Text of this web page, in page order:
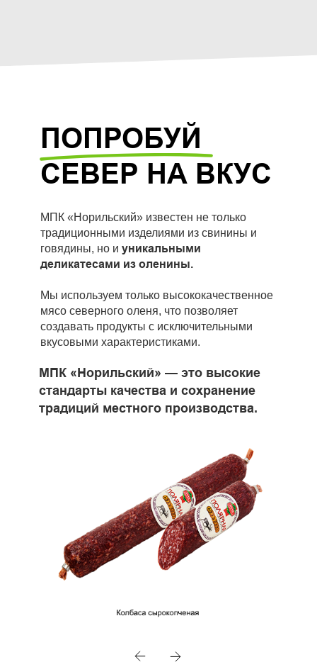
МПК «Норильский» — это высокие
стандарты качества и сохранение
традиций местного производства.
МПК «Норильский» известен не только
традиционными изделиями из свинины и
говядины, но и уникальными
деликатесами из оленины.
Мы используем только высококачественное
мясо северного оленя, что позволяет
создавать продукты с исключительными
вкусовыми характеристиками.
ПОПРОБУЙ
СЕВЕР НА ВКУС